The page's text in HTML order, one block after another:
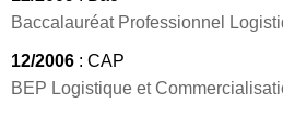
Baccalauréat Professionnel
12/2006 : CAP
BEP Logistique et